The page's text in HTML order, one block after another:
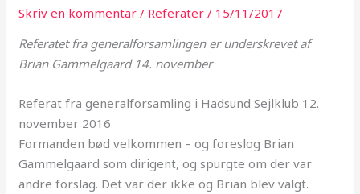
Skriv en kommentar / Referater / 15/11/2017
Referatetfra generalforsamlingener underskrevet af
Brian Gammelgaard 14. november
Referat frageneralforsamling i Hadsund Sejlklub 12.
november 2016
Formanden bød velkommen – og foreslog Brian
Gammelgaard som dirigent, og spurgte om der var
andre forslag. Det var der ikke og Brian blev valgt.